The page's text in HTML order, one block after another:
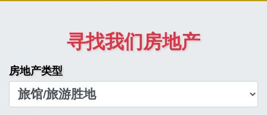
寻找我们房地产
房地产类型